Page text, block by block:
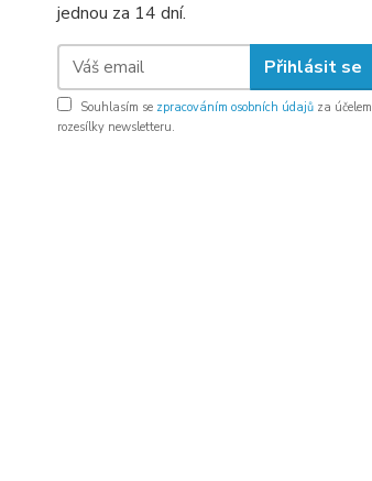
jednou za 14 dní.
Přihlásit se
Souhlasím se zpracováním osobních údajů za účelem
rozesílky newsletteru.